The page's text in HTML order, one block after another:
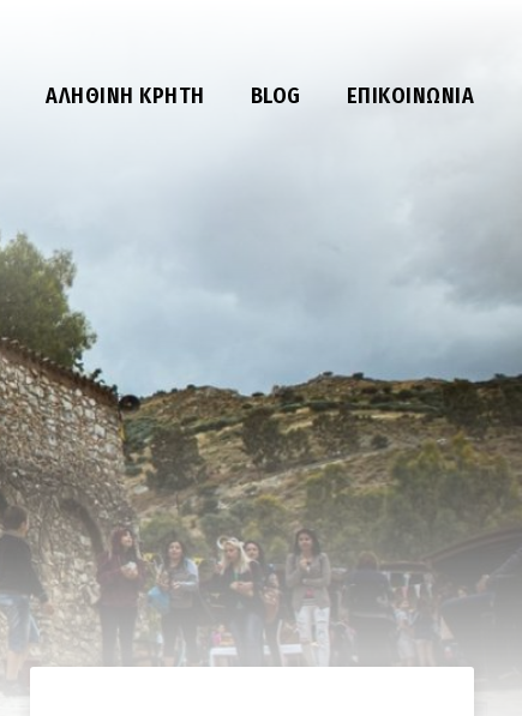
ΑΛΗΘΙΝΉ ΚΡΉΤΗ BLOG ΕΠΙΚΟΙΝΩΝΊΑ